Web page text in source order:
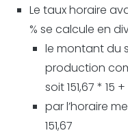
Le taux horaire
% se calcule en
le montant du
production
soit 151,67 * 15
par l’horaire
151,67